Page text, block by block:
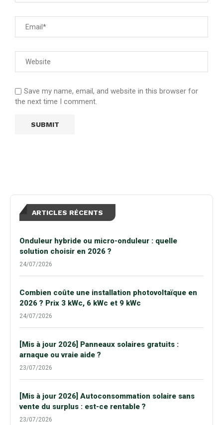
Save my name, email, and website in this browser for
the next time I comment.
ARTICLES RÉCENTS
Onduleur hybride ou micro-onduleur : quelle
solution choisir en 2026 ?
24/07/2026
Combien coûte une installation photovoltaïque en
2026 ? Prix 3 kWc, 6 kWc et 9 kWc
24/07/2026
[Mis à jour 2026] Panneaux solaires gratuits :
arnaque ou vraie aide ?
23/07/2026
[Mis à jour 2026] Autoconsommation solaire sans
vente du surplus : est-ce rentable ?
23/07/2026